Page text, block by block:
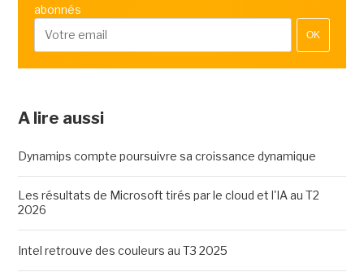
abonnés
OK
A lire aussi
Dynamips compte poursuivre sa croissance dynamique
Les résultats de Microsoft tirés par le cloud et l'IA au T2
2026
Intel retrouve des couleurs au T3 2025